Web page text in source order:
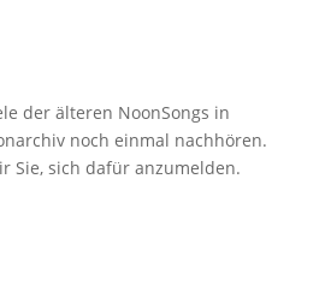
der älteren NoonSongs in
noch einmal nachhören.
Sie, sich dafür anzumelden.